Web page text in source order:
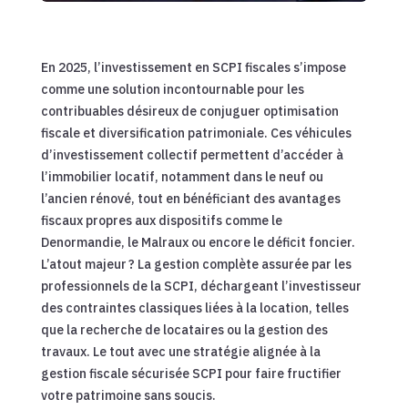
En 2025, l’investissement en SCPI fiscales s’impose
comme une solution incontournable pour les
contribuables désireux de conjuguer optimisation
fiscale et diversification patrimoniale. Ces véhicules
d’investissement collectif permettent d’accéder à
l’immobilier locatif, notamment dans le neuf ou
l’ancien rénové, tout en bénéficiant des avantages
fiscaux propres aux dispositifs comme le
Denormandie, le Malraux ou encore le déficit foncier.
L’atout majeur ? La gestion complète assurée par les
professionnels de la SCPI, déchargeant l’investisseur
des contraintes classiques liées à la location, telles
que la recherche de locataires ou la gestion des
travaux. Le tout avec une stratégie alignée à la
gestion fiscale sécurisée SCPI pour faire fructifier
votre patrimoine sans soucis.